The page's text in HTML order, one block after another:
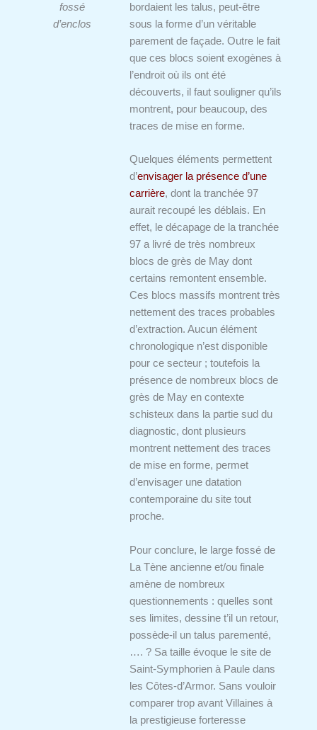
fossé
d’enclos
bordaient les talus, peut-être
sous la forme d’un véritable
parement de façade. Outre le fait
que ces blocs soient exogènes à
l’endroit où ils ont été
découverts, il faut souligner qu’ils
montrent, pour beaucoup, des
traces de mise en forme.
Quelques éléments permettent
d’envisager la présence d’une
carrière, dont la tranchée 97
aurait recoupé les déblais. En
effet, le décapage de la tranchée
97 a livré de très nombreux
blocs de grès de May dont
certains remontent ensemble.
Ces blocs massifs montrent très
nettement des traces probables
d’extraction. Aucun élément
chronologique n’est disponible
pour ce secteur ; toutefois la
présence de nombreux blocs de
grès de May en contexte
schisteux dans la partie sud du
diagnostic, dont plusieurs
montrent nettement des traces
de mise en forme, permet
d’envisager une datation
contemporaine du site tout
proche.
Pour conclure, le large fossé de
La Tène ancienne et/ou finale
amène de nombreux
questionnements : quelles sont
ses limites, dessine t’il un retour,
possède-il un talus parementé,
…. ? Sa taille évoque le site de
Saint-Symphorien à Paule dans
les Côtes-d’Armor. Sans vouloir
comparer trop avant Villaines à
la prestigieuse forteresse